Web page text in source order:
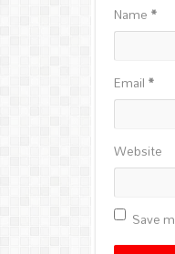
Name*
Email*
Website
Save